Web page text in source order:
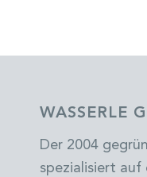
WASSERLE
Der 2004
spezialisiert auf